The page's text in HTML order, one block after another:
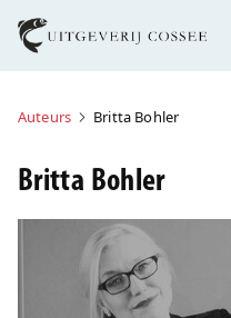
Auteurs Britta Bohler
Britta Bohler